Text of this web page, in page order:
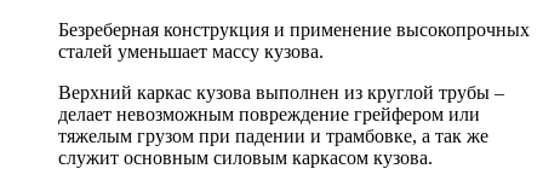
Безреберная конструкция и применение высокопрочных
сталей уменьшает массу кузова.
Верхний каркас кузова выполнен из круглой трубы –
делает невозможным повреждение грейфером или
тяжелым грузом при падении и трамбовке, а так же
служит основным силовым каркасом кузова.